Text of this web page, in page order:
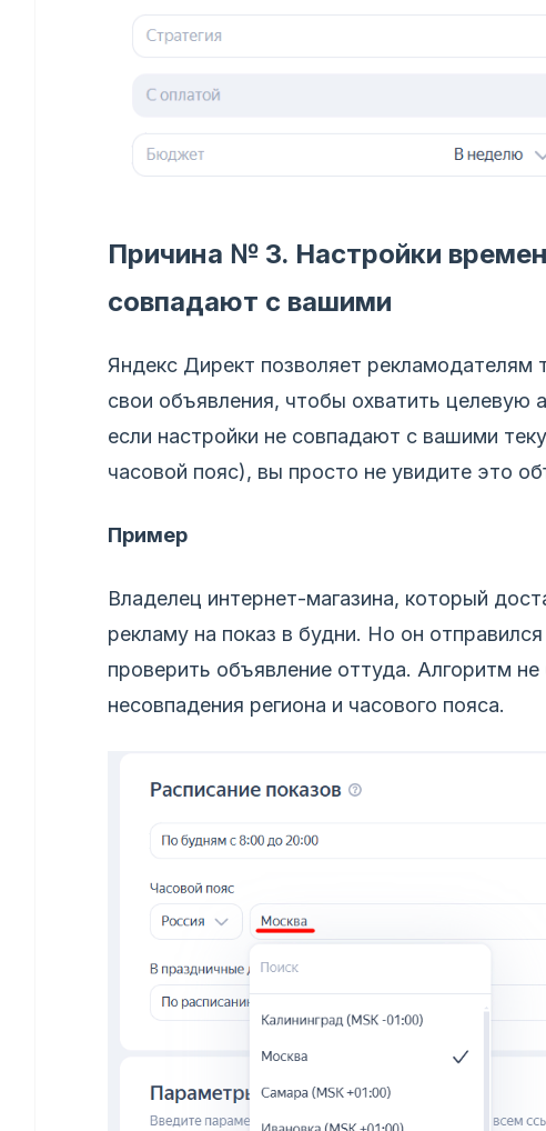
Причина № 3. Настройки
совпадают с вашими
Яндекс Директ позволяет рекламодателям
свои объявления, чтобы охватить
если настройки не совпадают с вашими
часовой пояс), вы просто не увидите это
Пример
Владелец интернет-магазина, который
рекламу на показ в будни. Но он
проверить объявление оттуда. Алгоритм
несовпадения региона и часового пояса.